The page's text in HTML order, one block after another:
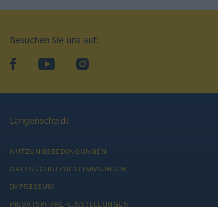
Besuchen Sie uns auf:
facebookYouTube Instagram
Langenscheidt
NUTZUNGSBEDINGUNGEN
DATENSCHUTZBESTIMMUNGEN
IMPRESSUM
PRIVATSPHÄRE-EINSTELLUNGEN